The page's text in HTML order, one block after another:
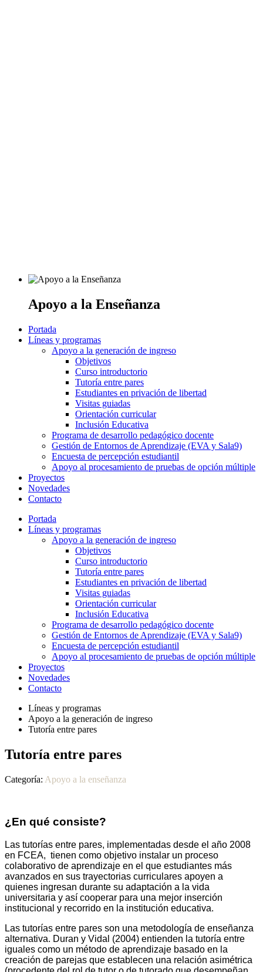
Apoyo a la Enseñanza
Portada
Líneas y programas
Apoyo a la generación de ingreso
Objetivos
Curso introductorio
Tutoría entre pares
Estudiantes en privación de libertad
Visitas guiadas
Orientación curricular
Inclusión Educativa
Programa de desarrollo pedagógico docente
Gestión de Entornos de Aprendizaje (EVA y Sala9)
Encuesta de percepción estudiantil
Apoyo al procesamiento de pruebas de opción múltiple
Proyectos
Novedades
Contacto
Portada
Líneas y programas
Apoyo a la generación de ingreso
Objetivos
Curso introductorio
Tutoría entre pares
Estudiantes en privación de libertad
Visitas guiadas
Orientación curricular
Inclusión Educativa
Programa de desarrollo pedagógico docente
Gestión de Entornos de Aprendizaje (EVA y Sala9)
Encuesta de percepción estudiantil
Apoyo al procesamiento de pruebas de opción múltiple
Proyectos
Novedades
Contacto
Líneas y programas
Apoyo a la generación de ingreso
Tutoría entre pares
Tutoría entre pares
Categoría: Apoyo a la enseñanza
¿En qué consiste?
Las tutorías entre pares, implementadas desde el año 2008
en FCEA, tienen como objetivo instalar un proceso
colaborativo de aprendizaje en el que estudiantes más
avanzados en sus trayectorias curriculares apoyen a
quienes ingresan durante su adaptación a la vida
universitaria y así cooperar para una mejor inserción
institucional y recorrido en la institución educativa.
Las tutorías entre pares son una metodología de enseñanza
alternativa. Duran y Vidal (2004) entienden la tutoría entre
iguales como un método de aprendizaje basado en la
creación de parejas que establecen una relación asimétrica